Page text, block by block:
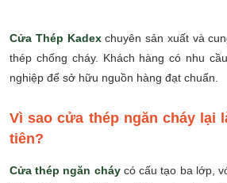
Cửa Thép Kadexchuyên sản xuất và
thép chống cháy. Khách hàng có nhu
nghiệp để sở hữu nguồn hàng đạt chuẩn.
Vì sao cửa thép ngăn cháy lại
tiên?
Cửa thép ngăn cháycó cấutạo ba lớp,